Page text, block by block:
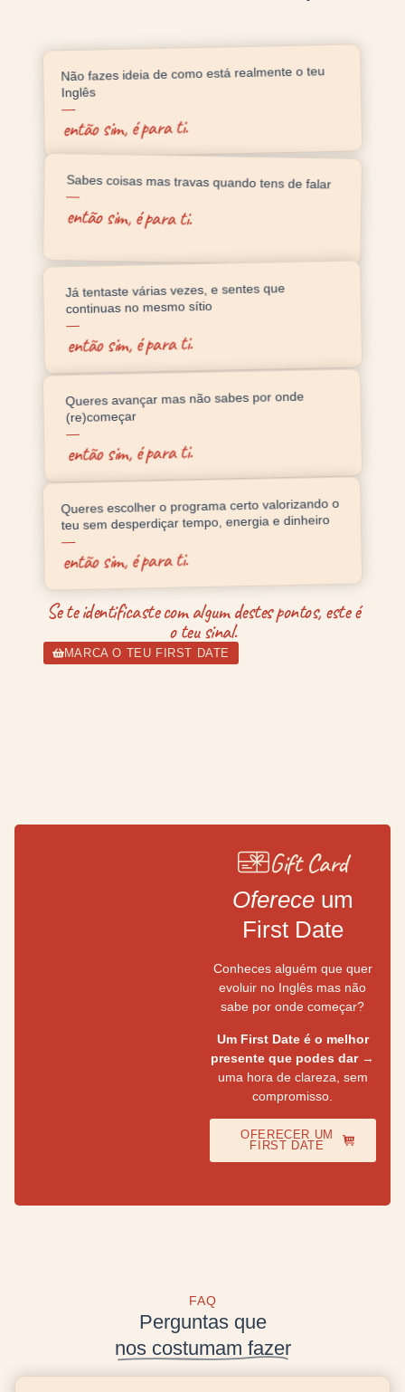
Não fazes ideia de como está realmente o teu
Inglês
então sim, é para ti.
Sabes coisas mas travas quando tens de falar
então sim, é para ti.
Já tentaste várias vezes, e sentes que
continuas no mesmo sítio
então sim, é para ti.
Queres avançar mas não sabes por onde
(re)começar
então sim, é para ti.
Queres escolher o programa certo valorizando o
teu sem desperdiçar tempo, energia e dinheiro
então sim, é para ti.
Se te identificaste com algum destes pontos, este é
o teu sinal.
MARCA O TEU FIRST DATE
Gift Card
Ofereceum
First Date
Conheces alguém que quer
evoluir no Inglês mas não
sabe por onde começar?
Um First Date é o melhor
presente que podes dar→
uma hora de clareza, sem
compromisso.
OFERECER UM
FIRST DATE
FAQ
Perguntas que
nos costumam fazer​